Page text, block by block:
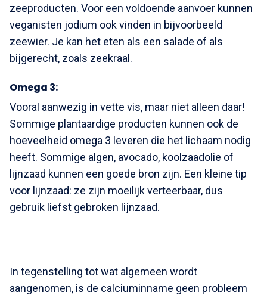
zeeproducten. Voor een voldoende aanvoer kunnen
veganisten jodium ook vinden in bijvoorbeeld
zeewier. Je kan het eten als een salade of als
bijgerecht, zoals zeekraal.
Omega 3:
Vooral aanwezig in vette vis, maar niet alleen daar!
Sommige plantaardige producten kunnen ook de
hoeveelheid omega 3 leveren die het lichaam nodig
heeft. Sommige algen, avocado, koolzaadolie of
lijnzaad kunnen een goede bron zijn. Een kleine tip
voor lijnzaad: ze zijn moeilijk verteerbaar, dus
gebruik liefst gebroken lijnzaad.
In tegenstelling tot wat algemeen wordt
aangenomen, is de calciuminname geen probleem